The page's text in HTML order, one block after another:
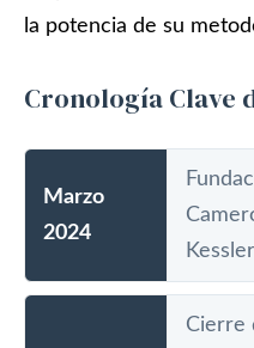
la potencia de su
Cronología Clave
Marzo
2024
Cierre